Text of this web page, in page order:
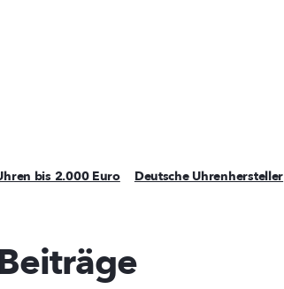
bis 2.000 Euro Deutsche Uhrenhersteller